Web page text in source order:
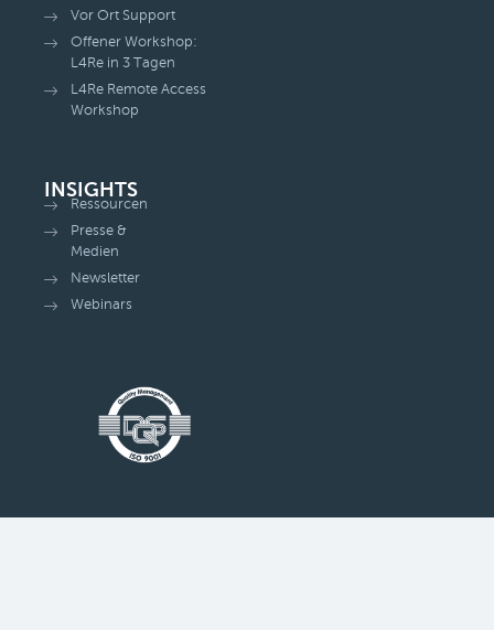
Vor Ort Support
Offener Workshop:
L4Re in 3 Tagen
L4Re Remote Access
Workshop
INSIGHTS
Ressourcen
Presse &
Medien
Newsletter
Webinars